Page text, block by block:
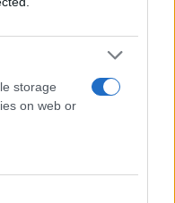
storage
on web or